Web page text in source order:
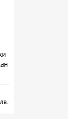
лв.